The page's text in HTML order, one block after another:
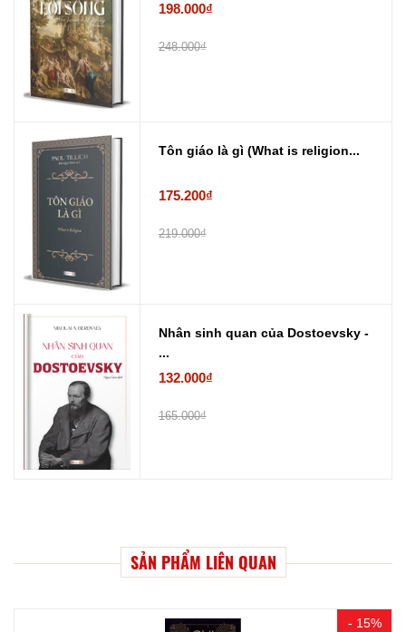
198.000₫
248.000₫
Tôn giáo là gì (What is religion...
175.200₫
219.000₫
Nhân sinh quan của Dostoevsky -
...
132.000₫
165.000₫
SẢN PHẨM LIÊN QUAN
- 15%